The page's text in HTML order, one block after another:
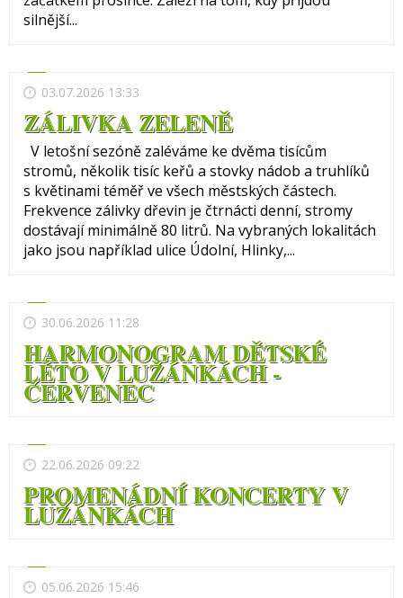
silnější...
03.07.2026 13:33
ZÁLIVKA ZELENĚ
V letošní sezóně zaléváme ke dvěma tisícům
stromů, několik tisíc keřů a stovky nádob a truhlíků
s květinami téměř ve všech městských částech.
Frekvence zálivky dřevin je čtrnácti denní, stromy
dostávají minimálně 80 litrů. Na vybraných lokalitách
jako jsou například ulice Údolní, Hlinky,...
30.06.2026 11:28
HARMONOGRAM DĚTSKÉ
LÉTO V LUŽÁNKÁCH -
ČERVENEC
22.06.2026 09:22
PROMENÁDNÍ KONCERTY V
LUŽÁNKÁCH
05.06.2026 15:46